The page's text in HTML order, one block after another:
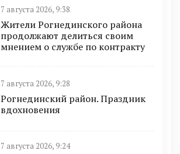
7 августа 2026, 9:38
Жители Рогнединского района
продолжают делиться своим
мнением о службе по контракту
7 августа 2026, 9:28
Рогнединский район. Праздник
вдохновения
7 августа 2026, 9:24